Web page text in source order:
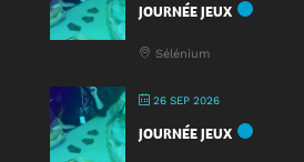
JOURNÉE JEUX
Sélénium
26 SEP 2026
JOURNÉE JEUX